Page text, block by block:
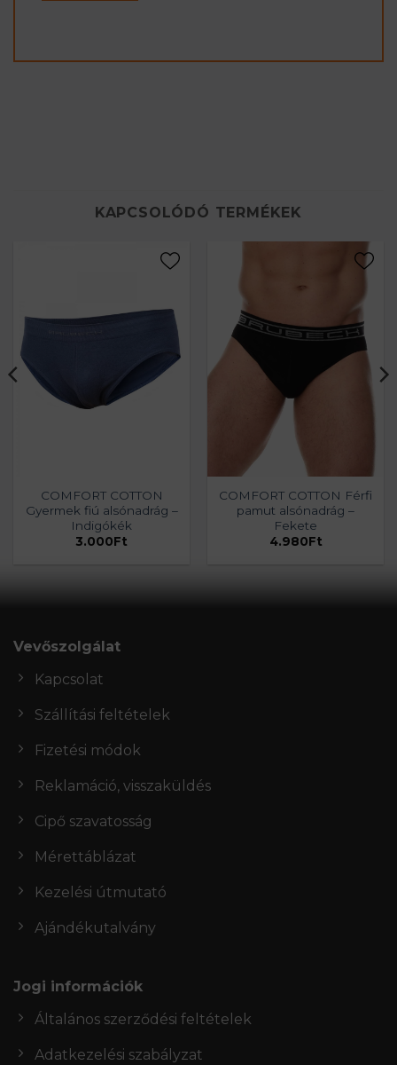
KAPCSOLÓDÓ TERMÉKEK
COMFORT COTTON
Gyermek fiú alsónadrág –
Indigókék
3.000Ft
COMFORT COTTON Férfi
pamut alsónadrág –
Fekete
4.980Ft
Vevőszolgálat
Kapcsolat
Szállítási feltételek
Fizetési módok
Reklamáció, visszaküldés
Cipő szavatosság
Mérettáblázat
Kezelési útmutató
Ajándékutalvány
Jogi információk
Általános szerződési feltételek
Adatkezelési szabályzat